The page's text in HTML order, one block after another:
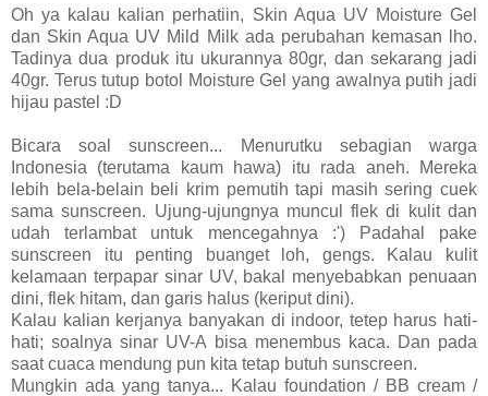
Oh ya kalau kalian perhatiin, Skin Aqua UV Moisture Gel
dan Skin Aqua UV Mild Milk ada perubahan kemasan lho.
Tadinya dua produk itu ukurannya 80gr, dan sekarang jadi
40gr. Terus tutup botol Moisture Gel yang awalnya putih jadi
hijau pastel :D
Bicara soal sunscreen... Menurutku sebagian warga
Indonesia (terutama kaum hawa) itu rada aneh. Mereka
lebih bela-belain beli krim pemutih tapi masih sering cuek
sama sunscreen. Ujung-ujungnya muncul flek di kulit dan
udah terlambat untuk mencegahnya :') Padahal pake
sunscreen itu penting buanget loh, gengs. Kalau kulit
kelamaan terpapar sinar UV, bakal menyebabkan penuaan
dini, flek hitam, dan garis halus (keriput dini).
Kalau kalian kerjanya banyakan di indoor, tetep harus hati-
hati; soalnya sinar UV-A bisa menembus kaca. Dan pada
saat cuaca mendung pun kita tetap butuh sunscreen.
Mungkin ada yang tanya... Kalau foundation / BB cream /